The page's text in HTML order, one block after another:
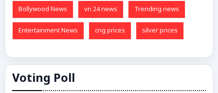
Bollywood News vn 24 news Trending news
Entertainment News cng prices silver prices
Voting Poll